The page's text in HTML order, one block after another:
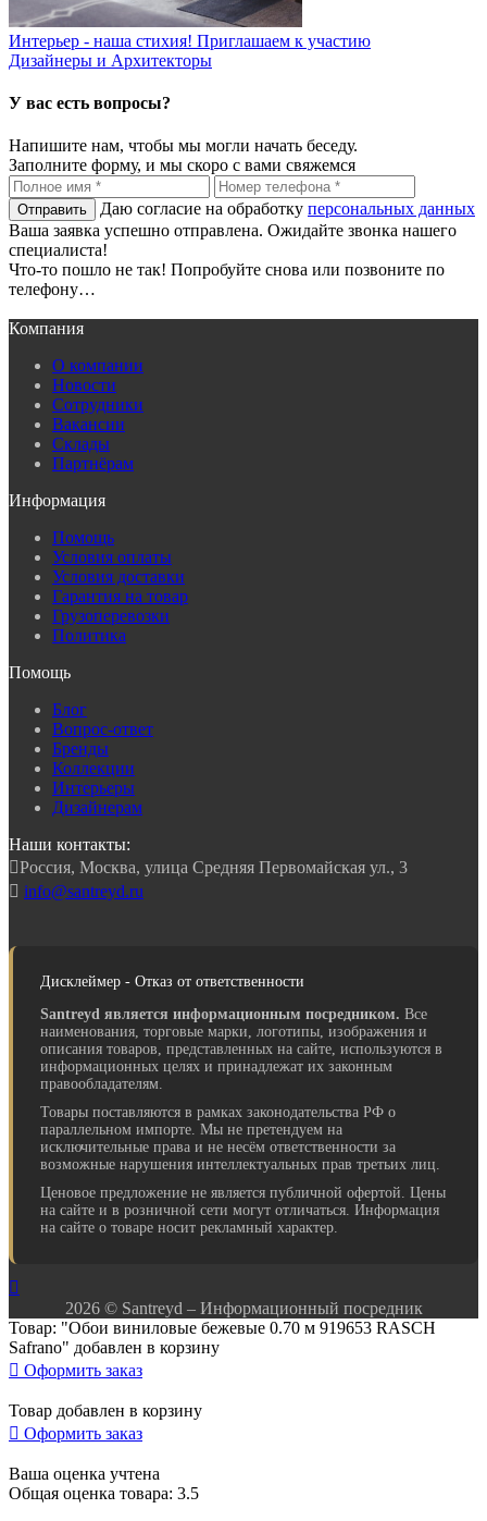
Интерьер - наша стихия! Приглашаем к участию
Дизайнеры и Архитекторы
У вас есть вопросы?
Напишите нам, чтобы мы могли начать беседу.
Заполните форму, и мы скоро с вами свяжемся
Даю согласие на обработку персональных данных
Ваша заявка успешно отправлена. Ожидайте звонка нашего
специалиста!
Что-то пошло не так! Попробуйте снова или позвоните по
телефону…
Компания
О компании
Новости
Сотрудники
Вакансии
Склады
Партнёрам
Информация
Помощь
Условия оплаты
Условия доставки
Гарантия на товар
Грузоперевозки
Политика
Помощь
Блог
Вопрос-ответ
Бренды
Коллекции
Интерьеры
Дизайнерам
Наши контакты:
Россия, Москва, улица Средняя Первомайская ул., 3
 info@santreyd.ru
Дисклеймер - Отказ от ответственности
Santreyd является информационным посредником. Все
наименования, торговые марки, логотипы, изображения и
описания товаров, представленных на сайте, используются в
информационных целях и принадлежат их законным
правообладателям.
Товары поставляются в рамках законодательства РФ о
параллельном импорте. Мы не претендуем на
исключительные права и не несём ответственности за
возможные нарушения интеллектуальных прав третьих лиц.
Ценовое предложение не является публичной офертой. Цены
на сайте и в розничной сети могут отличаться. Информация
на сайте о товаре носит рекламный характер.

2026 © Santreyd – Информационный посредник
Товар: "Обои виниловые бежевые 0.70 м 919653 RASCH
Safrano" добавлен в корзину
 Оформить заказ
Товар добавлен в корзину
 Оформить заказ
Ваша оценка учтена
Общая оценка товара: 3.5